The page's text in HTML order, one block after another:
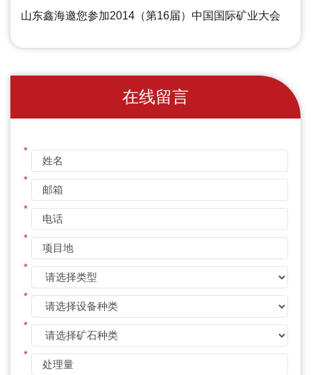
山东鑫海邀您参加2014（第16届）中国国际矿业大会
在线留言
*
*
*
*
*
*
*
*